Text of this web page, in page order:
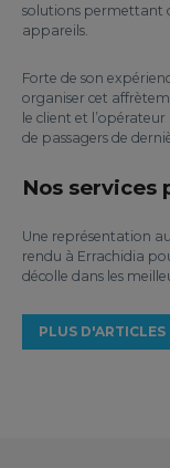
solutions permettant
appareils.
Forte de son
organiser cet
le client et
de passagers de
Nos services
Une représentation
rendu à Errachidia
décolle dans les
PLUS D'ARTICLES